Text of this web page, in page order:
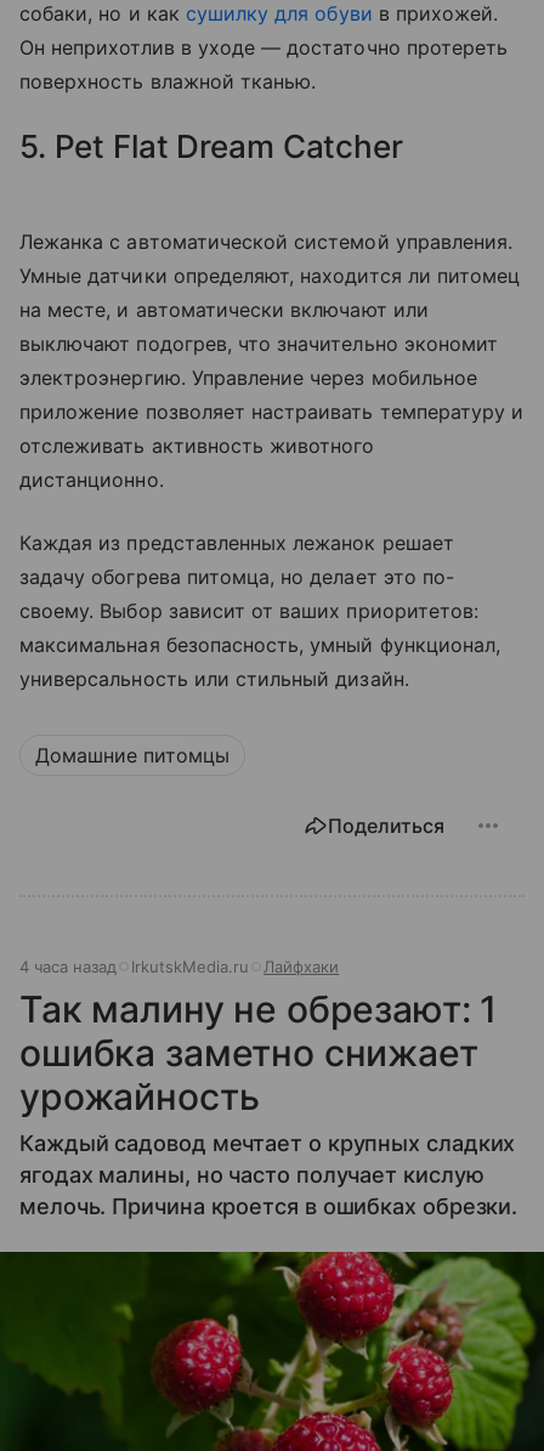
собаки, но и как сушилку для обуви в прихожей.
Он неприхотлив в уходе — достаточно протереть
поверхность влажной тканью.
5. Pet Flat Dream Catcher
Лежанка с автоматической системой управления.
Умные датчики определяют, находится ли питомец
на месте, и автоматически включают или
выключают подогрев, что значительно экономит
электроэнергию. Управление через мобильное
приложение позволяет настраивать температуру и
отслеживать активность животного
дистанционно.
Каждая из представленных лежанок решает
задачу обогрева питомца, но делает это по-
своему. Выбор зависит от ваших приоритетов:
максимальная безопасность, умный функционал,
универсальность или стильный дизайн.
Домашние питомцы
Поделиться
4 часа назад IrkutskMedia.ru Лайфхаки
Так малину не обрезают: 1
ошибка заметно снижает
урожайность
Каждый садовод мечтает о крупных сладких
ягодах малины, но часто получает кислую
мелочь. Причина кроется в ошибках обрезки.